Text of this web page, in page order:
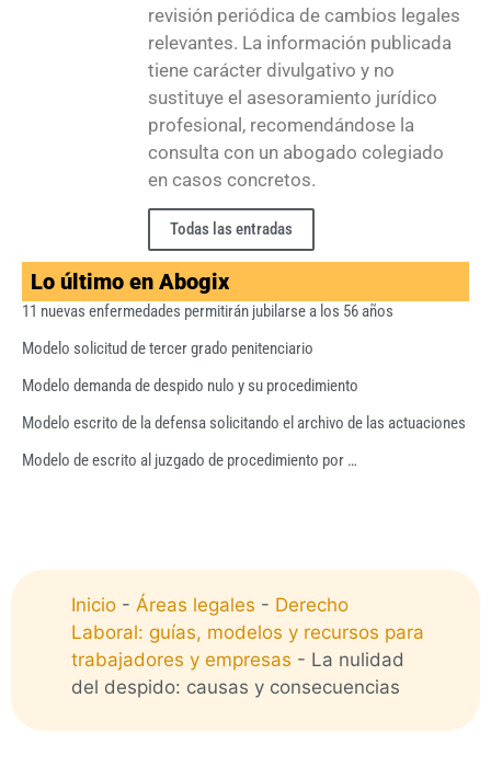
revisión periódica de cambios legales
relevantes. La información publicada
tiene carácter divulgativo y no
sustituye el asesoramiento jurídico
profesional, recomendándose la
consulta con un abogado colegiado
en casos concretos.
Todas las entradas
Lo último en Abogix
11 nuevas enfermedades permitirán jubilarse a los 56 años
Modelo solicitud de tercer grado penitenciario
Modelo demanda de despido nulo y su procedimiento
Modelo escrito de la defensa solicitando el archivo de las actuaciones
Modelo de escrito al juzgado de procedimiento por …
Inicio - Áreas legales - Derecho
Laboral: guías, modelos y recursos para
trabajadores y empresas - La nulidad
del despido: causas y consecuencias